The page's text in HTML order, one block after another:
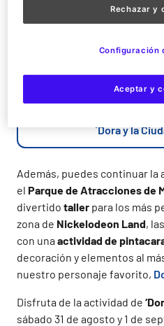
, su primoDiego,
la selva y un grupo de
que se esconde tras la ciudad
película‘Dora y la Ciudad
cines de toda España el
`Dora y la
Además, puedes continuar la
el Parque de Atracciones de
divertido taller para los más
zona de Nickelodeon Land,
con unaactividad de
decoración y elementos al
nuestro personaje favorito,
Disfruta de la actividad de
sábado 31 de agosto y 1 de
Rechazar y
Aceptar y
Configuración